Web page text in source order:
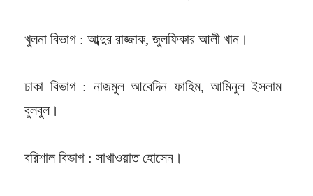
খুলনা বিভাগ : আব্দুর রাজ্জাক, জুলফিকার আলী খান।
ঢাকা বিভাগ : নাজমুল আবেদিন ফাহিম, আমিনুল ইসলাম
বুলবুল।
বরিশাল বিভাগ : সাখাওয়াত হোসেন।